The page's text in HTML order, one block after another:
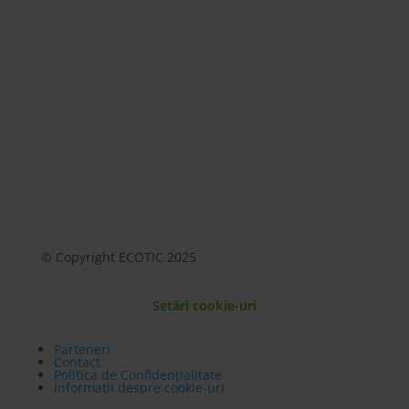
© Copyright ECOTIC 2025
Setări cookie-uri
Parteneri
Contact
Politica de Confidențialitate
Informații despre cookie-uri